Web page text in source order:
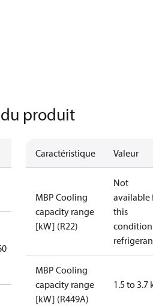
produit
Caractéristique Valeur
MBP Cooling
capacity range
[kW] (R22)
Not
available
this
MBP Cooling
capacity range
[kW] (R449A)
1.5 to 3.7